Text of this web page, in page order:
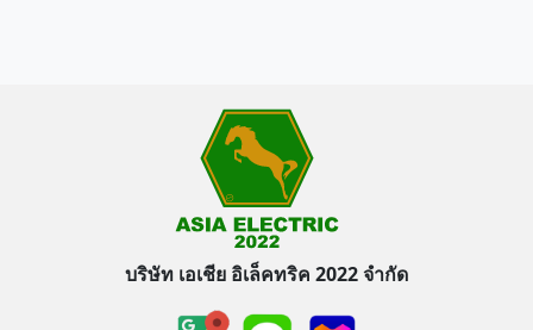
บริษัท เอเชีย อิเล็คทริค 2022 จำกัด